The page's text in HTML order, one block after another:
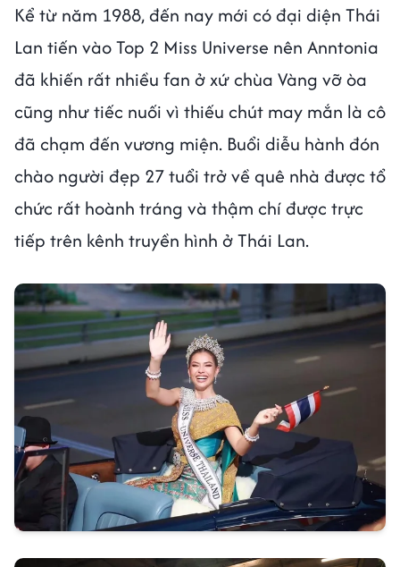
Kể từ năm 1988, đến nay mới có đại diện Thái
Lan tiến vào Top 2 Miss Universe nên Anntonia
đã khiến rất nhiều fan ở xứ chùa Vàng vỡ òa
cũng như tiếc nuối vì thiếu chút may mắn là cô
đã chạm đến vương miện. Buổi diễu hành đón
chào người đẹp 27 tuổi trở về quê nhà được tổ
chức rất hoành tráng và thậm chí được trực
tiếp trên kênh truyền hình ở Thái Lan.